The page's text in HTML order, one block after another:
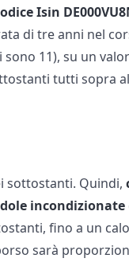
Isin
di tre anni nel
11), su un
tutti sopra
sottostanti. Quindi,
incondizionate
fino a un
sarà